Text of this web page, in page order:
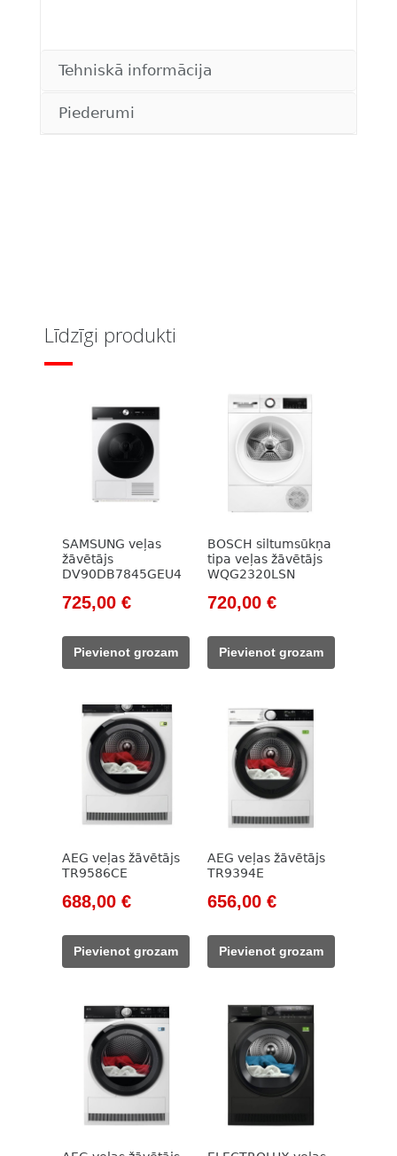
Tehniskā informācija
Piederumi
Līdzīgi produkti
SAMSUNG veļas
žāvētājs
DV90DB7845GEU4
Original
was:
1
725,00 €Current
725,00 €.
Pievienot grozam
BOSCH siltumsūkņa
tipa veļas žāvētājs
WQG2320LSN
Original
was:
944,00 €.
720,00 €Current
720,00 €.
Pievienot grozam
AEG veļas žāvētājs
TR9586CE
Original
was:
928,00 €.
688,00 €Current
688,00 €.
Pievienot grozam
AEG veļas žāvētājs
TR9394E
Original
was:
943,00 €.
656,00 €Current
656,00 €.
Pievienot grozam